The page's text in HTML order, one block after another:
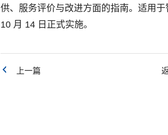
供、服务评价与改进方面的指南。适用
10 月 14 日正式实施。
上一篇